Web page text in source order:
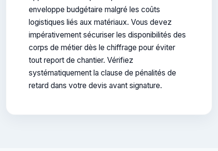
enveloppe budgétaire malgré les coûts
logistiques liés aux matériaux. Vous devez
impérativement sécuriser les disponibilités des
corps de métier dès le chiffrage pour éviter
tout report de chantier. Vérifiez
systématiquement la clause de pénalités de
retard dans votre devis avant signature.